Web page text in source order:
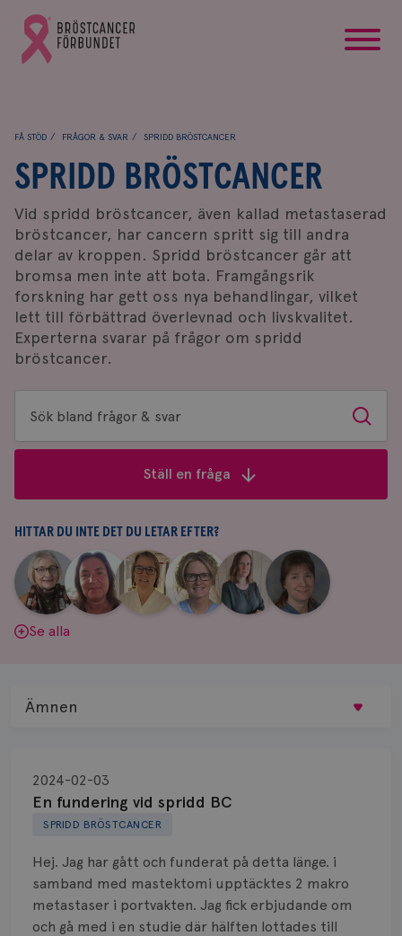
Gå
till
Bröstcancerförbundets
FÅ STÖD FRÅGOR & SVAR SPRIDD BRÖSTCANCER
SPRIDD BRÖSTCANCER
Vid spridd bröstcancer, även kallad metastaserad
bröstcancer, har cancern spritt sig till andra
delar av kroppen. Spridd bröstcancer går att
bromsa men inte att bota. Framgångsrik
forskning har gett oss nya behandlingar, vilket
lett till förbättrad överlevnad och livskvalitet.
Experterna svarar på frågor om spridd
bröstcancer.
Sök
bland
&
svar
Sök
Ställ en fråga
HITTAR DU INTE DET DU LETAR EFTER?
Aina
Johnsson
|
Anne
Andersson
Fredrika
Killander
|
Jeanette
Bäcklund
|
Maria
Edegran
|
Yvette
Andersson
Se alla
SPRIDD BRÖSTCANCER
En fundering vid spridd BC
2024-02-03
Hej. Jag har gått och funderat på detta länge. i
samband med mastektomi upptäcktes 2 makro
metastaser i portvakten. Jag fick erbjudande om
och gå med i en studie där hälften lottades till
Ämnen
Biopsi
Biverkningar
Bröstvårta
Knöl